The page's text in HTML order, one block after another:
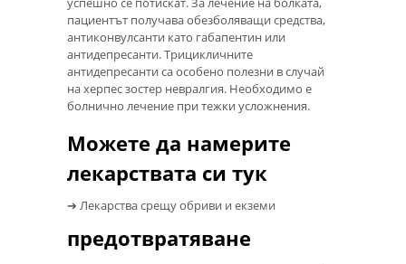
пациентът получава обезболяващи средства,
антиконвулсанти като габапентин или
антидепресанти. Трицикличните
антидепресанти са особено полезни в случай
на херпес зостер невралгия. Необходимо е
болнично лечение при тежки усложнения.
Можете да намерите
лекарствата си тук
➔ Лекарства срещу обриви и екземи
предотвратяване